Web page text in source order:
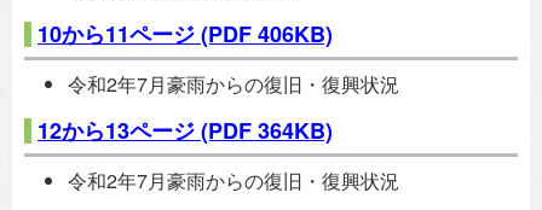
10から11ページ(PDF 406KB)
令和2年7月豪雨からの復旧・復興状況
12から13ページ(PDF 364KB)
令和2年7月豪雨からの復旧・復興状況